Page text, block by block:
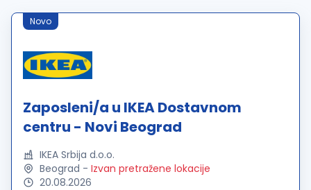
Novo
Zaposleni/a u IKEA Dostavnom
centru - Novi Beograd
IKEA Srbija d.o.o.
Beograd - Izvan pretražene lokacije
20.08.2026